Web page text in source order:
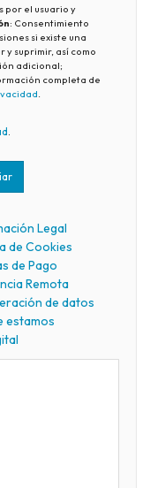
por el usuario y
: Consentimiento
si existe una
y suprimir, así como
adicional;
completa de
.
Legal
de Cookies
de Pago
Remota
de datos
estamos